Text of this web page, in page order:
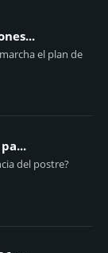
el plan de
del postre?